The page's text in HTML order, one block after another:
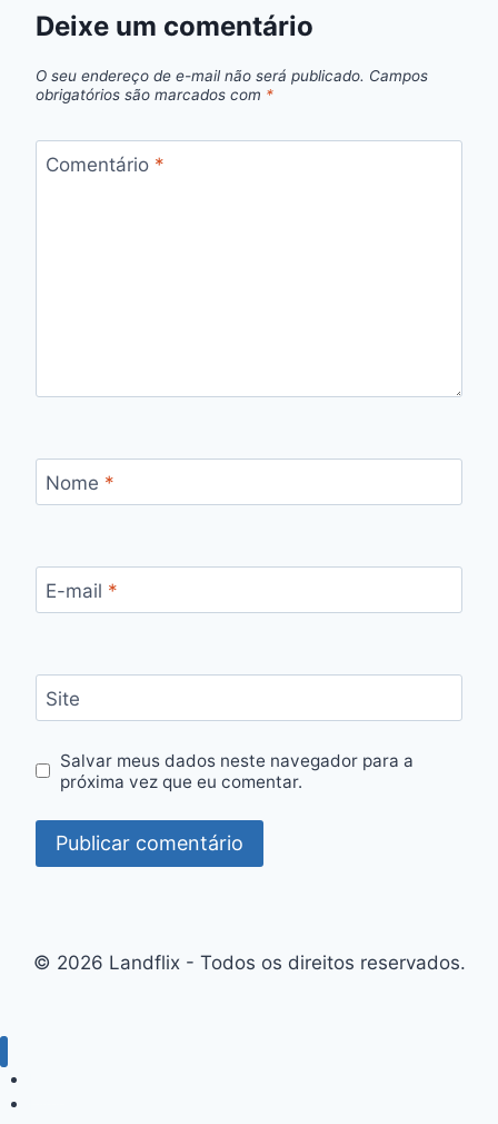
Deixe um comentário
O seu endereço de e-mail não será publicado. Campos
obrigatórios são marcados com *
Comentário *
Nome *
E-mail *
Site
Salvar meus dados neste navegador para a
próxima vez que eu comentar.
© 2026 Landflix - Todos os direitos reservados.